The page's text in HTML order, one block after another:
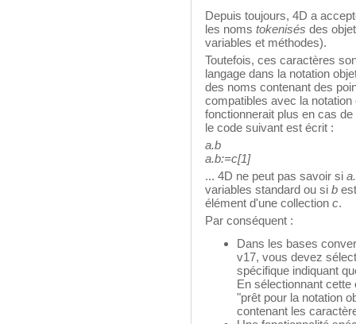
Depuis toujours, 4D a
les noms tokenisés des
variables et méthodes).
Toutefois, ces caractères
langage dans la notation
des noms contenant des
compatibles avec la
fonctionnerait plus en cas
le code suivant est écrit :
a.b
a.b:=c[1]
... 4D ne peut pas savoir si
variables standard ou si b
élément d'une collection c.
Par conséquent :
Dans les bases
v17, vous devez
spécifique indiquant
En sélectionnant
"prêt pour la notation
contenant les